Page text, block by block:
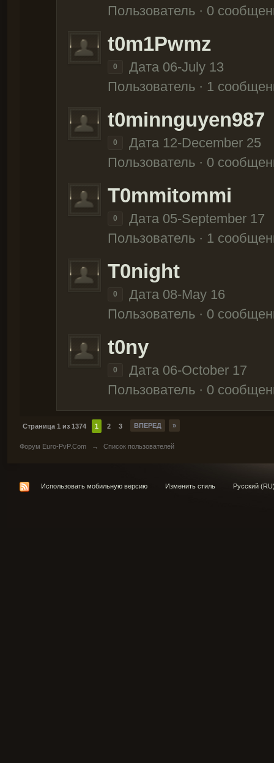
Пользователь · 0
t0m1Pwmz
0
Дата 06-July 13
Пользователь · 1
t0minnguyen987
0
Дата 12-December 25
Пользователь · 0
T0mmitommi
0
Дата 05-September 17
Пользователь · 1
T0night
0
Дата 08-May 16
Пользователь · 0
t0ny
0
Дата 06-October 17
Пользователь · 0
Страница 1 из 1374 1 2 3 ВПЕРЕД »
Форум Euro-PvP.Com → Список пользователей
Использовать мобильную версию Изменить стиль Русский